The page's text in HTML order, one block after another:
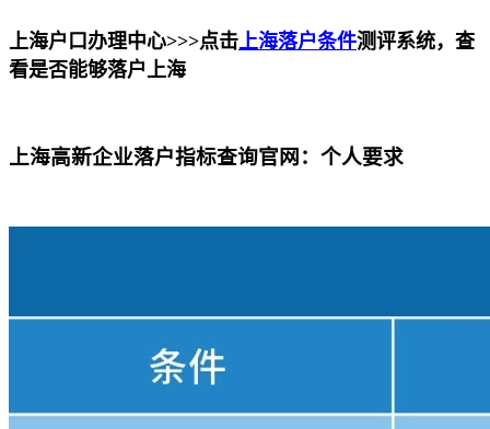
上海户口办理中心>>>点击 上海落户条件测评系统，查
看是否能够落户上海
上海高新企业落户指标查询官网：个人要求